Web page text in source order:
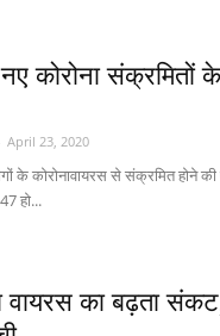
कोरोना संक्रमितों
April 23, 2020
के कोरोनावायरस से संक्रमित होने की
हो...
वायरस का बढ़ता